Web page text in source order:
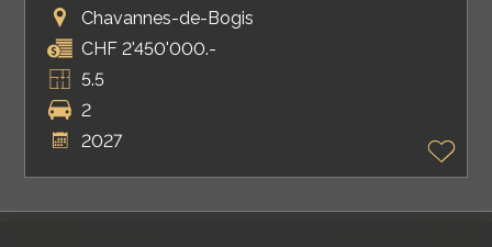
Chavannes-de-Bogis
CHF 2'450'000.-
5.5
2
2027